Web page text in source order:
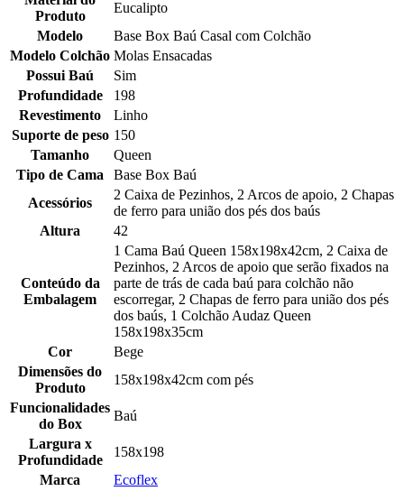
Produto
Eucalipto
Modelo
Base Box Baú Casal com Colchão
Modelo Colchão Molas Ensacadas
Possui Baú
Sim
Profundidade
198
Revestimento
Linho
Suporte de peso 150
Tamanho
Queen
Tipo de Cama
Base Box Baú
Acessórios
2 Caixa de Pezinhos, 2 Arcos de apoio, 2 Chapas
de ferro para união dos pés dos baús
Altura
42
Conteúdo da
Embalagem
1 Cama Baú Queen 158x198x42cm, 2 Caixa de
Pezinhos, 2 Arcos de apoio que serão fixados na
parte de trás de cada baú para colchão não
escorregar, 2 Chapas de ferro para união dos pés
dos baús, 1 Colchão Audaz Queen
158x198x35cm
Cor
Bege
Dimensões do
Produto
158x198x42cm com pés
Funcionalidades
do Box
Baú
Largura x
Profundidade
158x198
Marca
Ecoflex